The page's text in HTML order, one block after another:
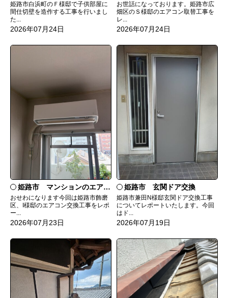
姫路市白浜町のＦ様邸で子供部屋に
間仕切壁を造作する工事を行いまし
た...
2026年07月24日
お世話になっております。姫路市広
畑区のＳ様邸のエアコン取替工事を
レ...
2026年07月24日
姫路市 マンションのエアコンをダイキンRXへ交換
おせわになります今回は姫路市飾磨
区、I様邸のエアコン交換工事をレポ
ー...
2026年07月23日
姫路市 玄関ドア交換
姫路市兼田N様邸玄関ドア交換工事
についてレポートいたします。今回
はド...
2026年07月19日